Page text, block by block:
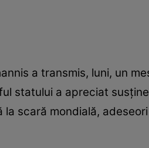
a transmis, luni, un
statului a apreciat
scară mondială,